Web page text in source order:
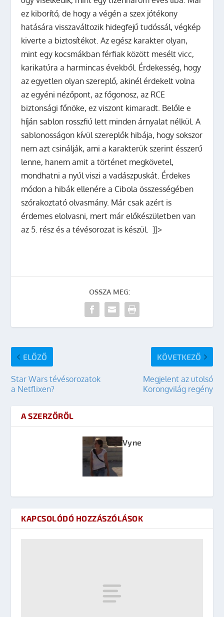
ez kiborító, de hogy a végén a szex jótékony
hatására visszaváltozik hidegfejű tudóssál, végkép
kiverte a biztosítékot. Az egész karakter olyan,
mint egy kocsmákban férfiak között mesélt vicc,
karikatúra a harmincas évekből. Érdekesség, hogy
az egyetlen olyan szereplő, akinél érdekelt volna
az egyéni nézőpont, az főgonosz, az RCE
biztonsági főnöke, ez viszont kimaradt. Belőle e
híján sablon rosszfiú lett minden árnyalat nélkül. A
sablonosságon kívül szereplők hibája, hogy sokszor
nem azt csinálják, ami a karakterük szerint ésszerű
lenne, hanem amit a történet megkövetel,
mondhatni a nyúl viszi a vadászpuskát. Érdekes
módon a hibák ellenére a Cibola összességében
szórakoztató olvasmány. Már csak azért is
érdemes elolvasni, mert már előkészületben van
az 5. rész és a tévésorozat is készül. ]]>
OSSZA MEG:
ELŐZŐ
Star Wars tévésorozatok
a Netflixen?
KÖVETKEZŐ
Megjelent az utolsó
Korongvilág regény
A SZERZŐRŐL
Vyne
KAPCSOLÓDÓ HOZZÁSZÓLÁSOK